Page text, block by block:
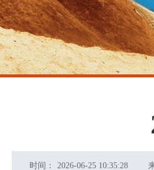
时间： 2026-06-25 10:35:28